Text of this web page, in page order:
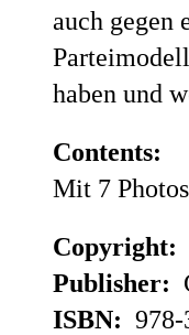
auch
haben und
Contents:
Mit 7 Photos
Copyright:
Publisher:
ISBN: